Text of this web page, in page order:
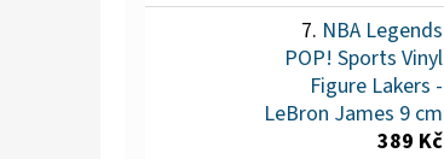
NBA Legends
POP! Sports Vinyl
Figure Lakers -
LeBron James 9 cm
389 Kč